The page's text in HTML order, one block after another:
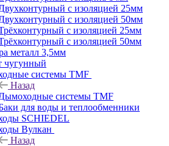
с изоляцией 25мм
с изоляцией 50мм
с изоляцией 25мм
с изоляцией 50мм
металл 3,5мм
чугунный
системы TMF
Назад
системы TMF
для воды и теплообменники
SCHIEDEL
Вулкан
Назад